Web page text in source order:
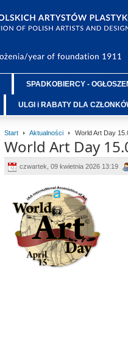
SPADKOBIERCY -
ULGI i RABATY DLA
Start Aktualności World Art Day
World Art Day
czwartek, 09 kwietnia 2026 13:19